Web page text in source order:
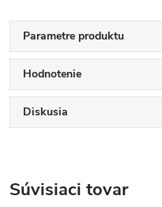
Parametre produktu
Hodnotenie
Diskusia
Súvisiaci tovar